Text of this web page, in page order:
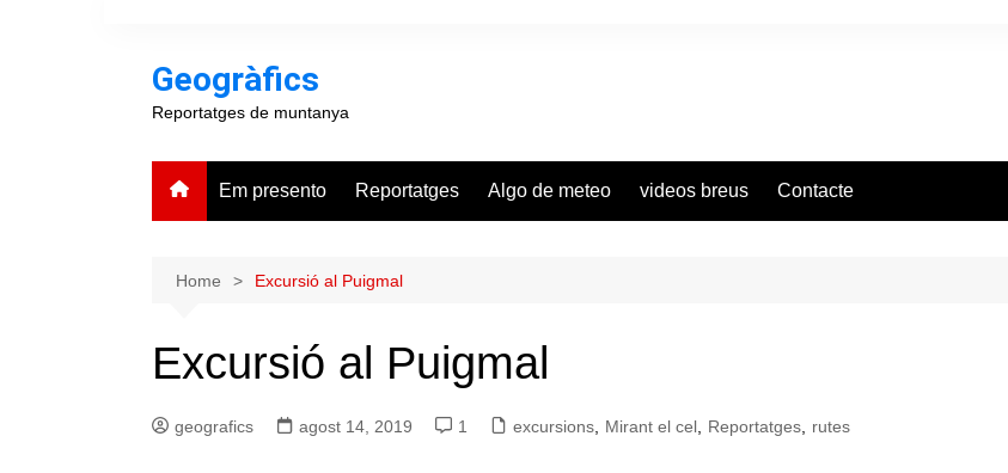
Geogràfics
Reportatges de muntanya
Em presento Reportatges Algo de meteo videos breus Contacte
Home Excursió al Puigmal
Excursió al Puigmal
geografics agost 14, 2019 1 excursions Mirant el cel Reportatges rutes